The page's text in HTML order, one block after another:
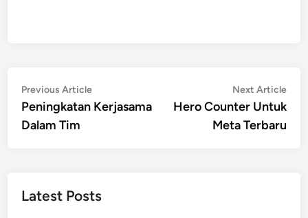
Post
navigation
Previous ArticlePrevious
article:
Peningkatan Kerjasama
Dalam Tim
Next Article
Hero Counter Untuk
Meta Terbaru
Latest Posts